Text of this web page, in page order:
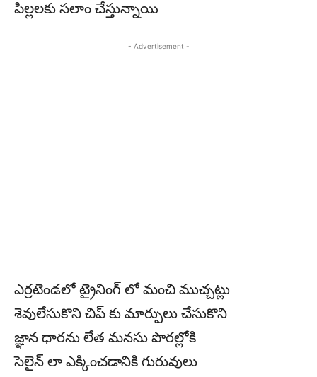
పిల్లలకు సలాం చేస్తున్నాయి
- Advertisement -
ఎర్రటెండలో ట్రైనింగ్ లో మంచి ముచ్చట్లు
శెవులేసుకొని చిప్ కు మార్పులు చేసుకొని
జ్ఞాన ధారను లేత మనసు పొరల్లోకి
సెలైన్ లా ఎక్కించడానికి గురువులు